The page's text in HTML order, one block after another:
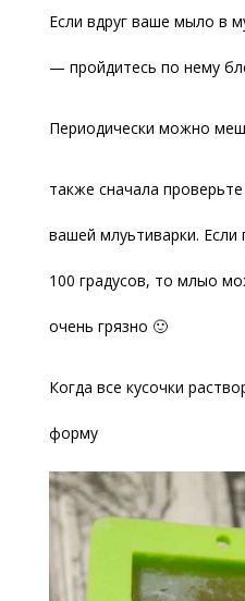
Если вдруг ваше мыло в
— пройдитесь по нему
Периодически можно
также сначала
вашей млуьтиварки. Если
100 градусов, то млыо
очень грязно 🙂
Когда все кусочки
форму